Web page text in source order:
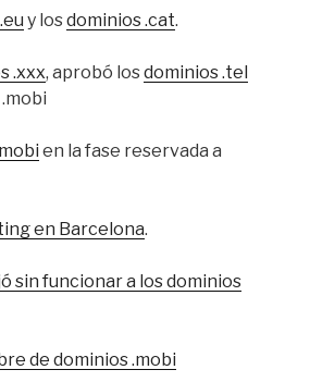
y losdominios .cat.
.xxx, aprobó losdominios .tel
en la fase reservada a
en Barcelona.
sin funcionar a los dominios
de dominios .mobi